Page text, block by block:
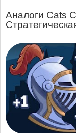
Аналоги Cats